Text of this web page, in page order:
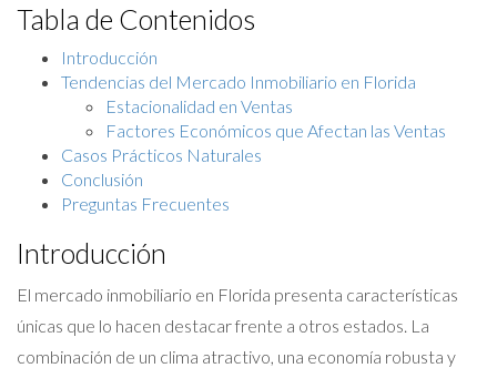
Tabla de Contenidos
Introducción
Tendencias del Mercado Inmobiliario en Florida
Estacionalidad en Ventas
Factores Económicos que Afectan las Ventas
Casos Prácticos Naturales
Conclusión
Preguntas Frecuentes
Introducción
El mercado inmobiliario en Florida presenta características
únicas que lo hacen destacar frente a otros estados. La
combinación de un clima atractivo, una economía robusta y